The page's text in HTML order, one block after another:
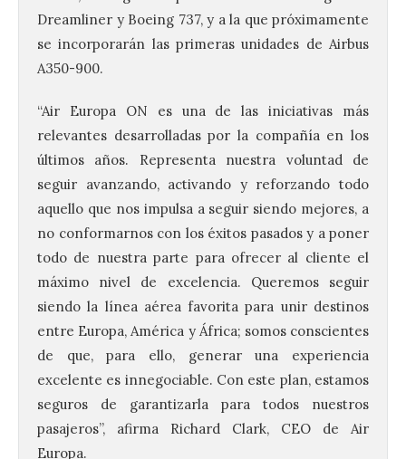
Dreamliner y Boeing 737, y a la que próximamente
se incorporarán las primeras unidades de Airbus
A350-900.
“Air Europa ON es una de las iniciativas más
relevantes desarrolladas por la compañía en los
últimos años. Representa nuestra voluntad de
seguir avanzando, activando y reforzando todo
aquello que nos impulsa a seguir siendo mejores, a
no conformarnos con los éxitos pasados y a poner
todo de nuestra parte para ofrecer al cliente el
máximo nivel de excelencia. Queremos seguir
siendo la línea aérea favorita para unir destinos
entre Europa, América y África; somos conscientes
de que, para ello, generar una experiencia
excelente es innegociable. Con este plan, estamos
seguros de garantizarla para todos nuestros
pasajeros”, afirma Richard Clark, CEO de Air
Europa.